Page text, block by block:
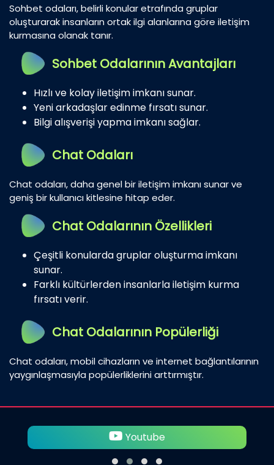
Sohbet odaları, belirli konular etrafında gruplar
oluşturarak insanların ortak ilgi alanlarına göre iletişim
kurmasına olanak tanır.
Sohbet Odalarının Avantajları
Hızlı ve kolay iletişim imkanı sunar.
Yeni arkadaşlar edinme fırsatı sunar.
Bilgi alışverişi yapma imkanı sağlar.
Chat Odaları
Chat odaları, daha genel bir iletişim imkanı sunar ve
geniş bir kullanıcı kitlesine hitap eder.
Chat Odalarının Özellikleri
Çeşitli konularda gruplar oluşturma imkanı
sunar.
Farklı kültürlerden insanlarla iletişim kurma
fırsatı verir.
Chat Odalarının Popülerliği
Chat odaları, mobil cihazların ve internet bağlantılarının
yaygınlaşmasıyla popülerliklerini arttırmıştır.
Twitter